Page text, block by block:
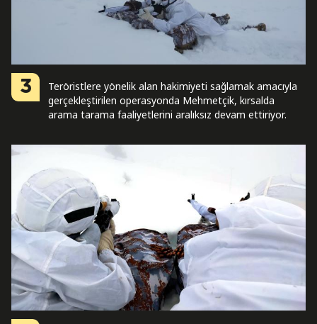
3
Teröristlere yönelik alan hakimiyeti sağlamak amacıyla
gerçekleştirilen operasyonda Mehmetçik, kırsalda
arama tarama faaliyetlerini aralıksız devam ettiriyor.